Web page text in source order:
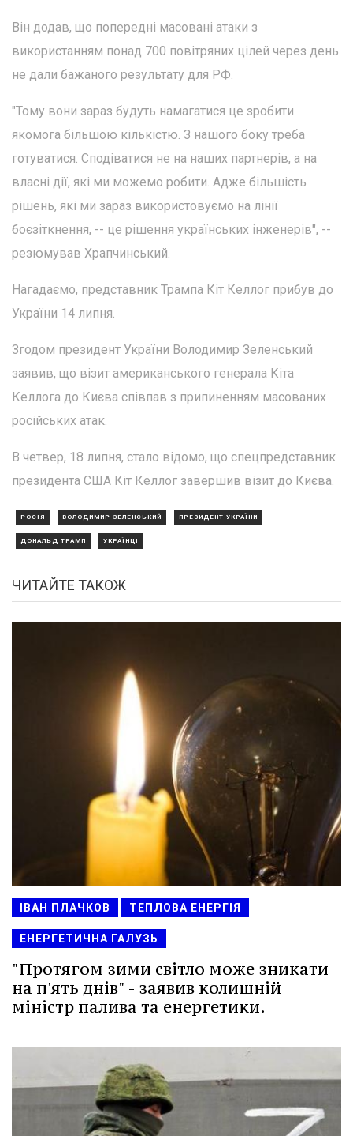
Він додав, що попередні масовані атаки з
використанням понад 700 повітряних цілей через день
не дали бажаного результату для РФ.
"Тому вони зараз будуть намагатися це зробити
якомога більшою кількістю. З нашого боку треба
готуватися. Сподіватися не на наших партнерів, а на
власні дії, які ми можемо робити. Адже більшість
рішень, які ми зараз використовуємо на лінії
боєзіткнення, -- це рішення українських інженерів", --
резюмував Храпчинський.
Нагадаємо, представник Трампа Кіт Келлог прибув до
України 14 липня.
Згодом президент України Володимир Зеленський
заявив, що візит американського генерала Кіта
Келлога до Києва співпав з припиненням масованих
російських атак.
В четвер, 18 липня, стало відомо, що спецпредставник
президента США Кіт Келлог завершив візит до Києва.
РОСІЯ ВОЛОДИМИР ЗЕЛЕНСЬКИЙ ПРЕЗИДЕНТ УКРАЇНИ
ДОНАЛЬД ТРАМП УКРАЇНЦІ
ЧИТАЙТЕ ТАКОЖ
ІВАН ПЛАЧКОВ ТЕПЛОВА ЕНЕРГІЯ
ЕНЕРГЕТИЧНА ГАЛУЗЬ
"Протягом зими світло може зникати
на п'ять днів" - заявив колишній
міністр палива та енергетики.